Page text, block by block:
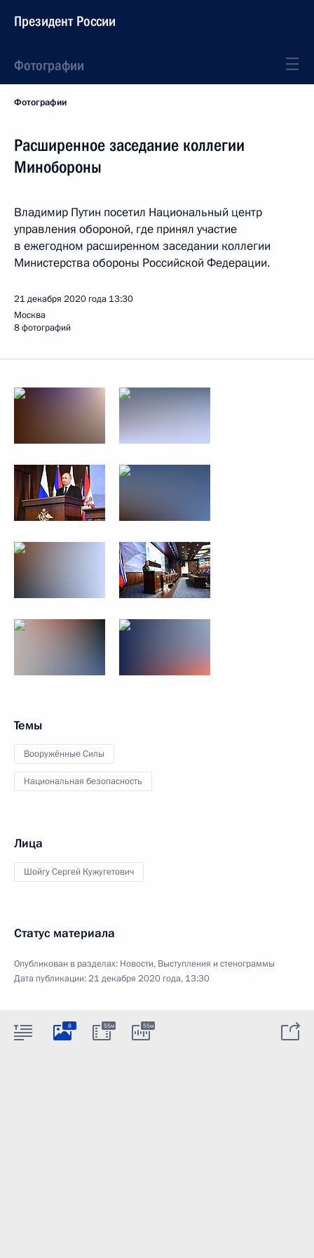
Президент России
Фотографии
Фотографии
Расширенное заседание коллегии
Минобороны
Владимир Путин посетил Национальный центр
управления обороной, где принял участие
в ежегодном расширенном заседании коллегии
Министерства обороны Российской Федерации.
21 декабря 2020 года 13:30
Москва
8 фотографий
Темы
Вооружённые Силы
Национальная безопасность
Лица
Шойгу Сергей Кужугетович
Статус материала
Опубликован в разделах: Новости, Выступления и стенограммы
Дата публикации:21 декабря 2020 года, 13:30
8 55м 55м